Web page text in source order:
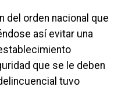
del orden nacional que
así evitar una
que se le deben
tuvo